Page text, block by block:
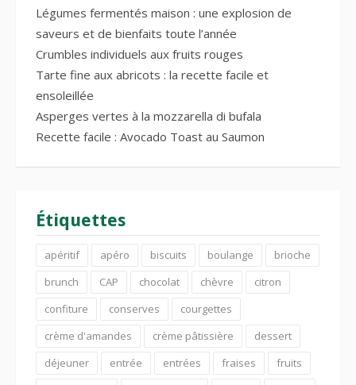
Légumes fermentés maison : une explosion de
saveurs et de bienfaits toute l’année
Crumbles individuels aux fruits rouges
Tarte fine aux abricots : la recette facile et
ensoleillée
Asperges vertes à la mozzarella di bufala
Recette facile : Avocado Toast au Saumon
Étiquettes
apéritif apéro biscuits boulange
brioche
brunch
CAP chocolat chèvre
citron
confiture
conserves
courgettes
crème d'amandes
crème pâtissière
dessert
déjeuner
entrée entrées fraises
fruits